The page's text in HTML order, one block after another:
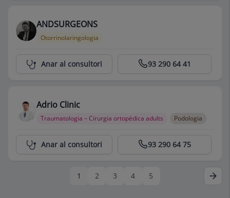
ANDSURGEONS
Otorrinolaringologia
Centro Médico Teknon 93 290 64 41
Anar al consultori
Adrio Clinic
Traumatologia – Cirurgia ortopèdica adults Podologia
Centro Médico Teknon 93 290 64 75
Anar al consultori
1 2 3 4 5